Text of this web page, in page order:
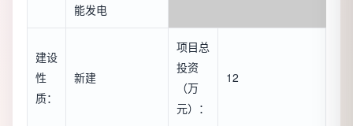
能发电
建设
性
质：
新建
项目总
投资
（万
元）：
12